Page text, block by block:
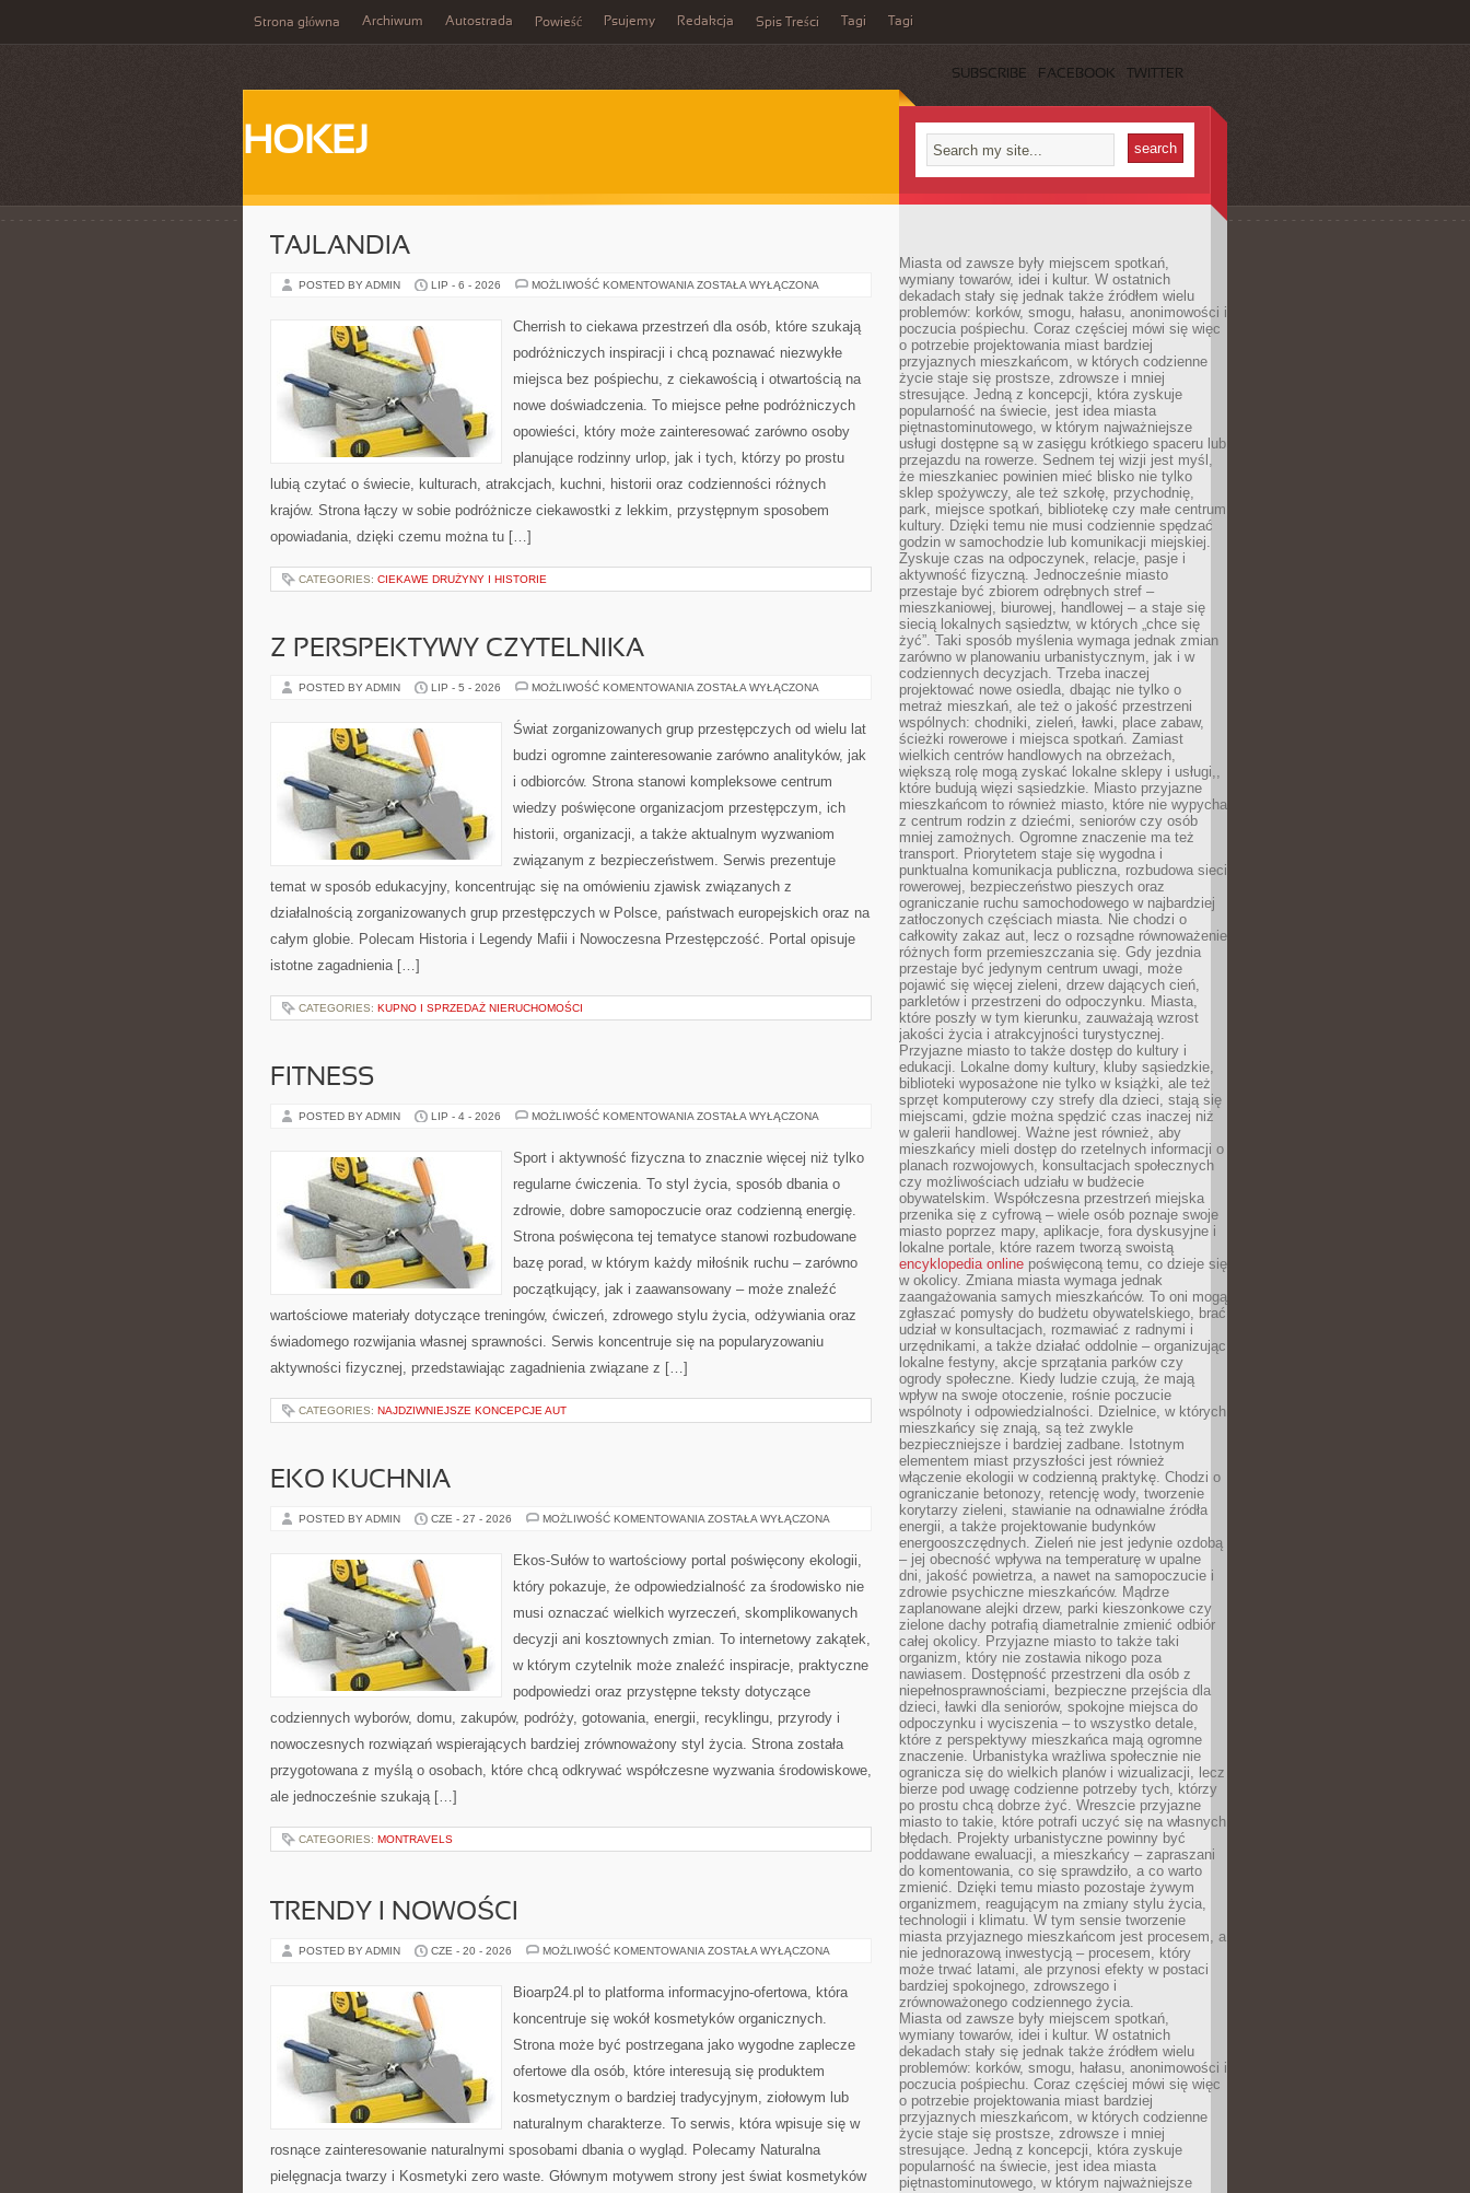
Strona główna Archiwum Autostrada Powieść Psujemy Redakcja Spis Treści Tagi Tagi
SUBSCRIBE FACEBOOK TWITTER
HOKEJ
TAJLANDIA
POSTED BY ADMIN LIP - 6 - 2026 MOŻLIWOŚĆ KOMENTOWANIA TAJLANDIA
ZOSTAŁA WYŁĄCZONA
Cherrish to ciekawa przestrzeń dla osób, które szukają
podróżniczych inspiracji i chcą poznawać niezwykłe
miejsca bez pośpiechu, z ciekawością i otwartością na
nowe doświadczenia. To miejsce pełne podróżniczych
opowieści, który może zainteresować zarówno osoby
planujące rodzinny urlop, jak i tych, którzy po prostu
lubią czytać o świecie, kulturach, atrakcjach, kuchni, historii oraz codzienności różnych
krajów. Strona łączy w sobie podróżnicze ciekawostki z lekkim, przystępnym sposobem
opowiadania, dzięki czemu można tu […]
CATEGORIES: CIEKAWE DRUŻYNY I HISTORIE
Z PERSPEKTYWY CZYTELNIKA
POSTED BY ADMIN LIP - 5 - 2026 MOŻLIWOŚĆ KOMENTOWANIA Z
ZOSTAŁA WYŁĄCZONA
Świat zorganizowanych grup przestępczych od wielu lat
budzi ogromne zainteresowanie zarówno analityków, jak
i odbiorców. Strona stanowi kompleksowe centrum
wiedzy poświęcone organizacjom przestępczym, ich
historii, organizacji, a także aktualnym wyzwaniom
związanym z bezpieczeństwem. Serwis prezentuje
temat w sposób edukacyjny, koncentrując się na omówieniu zjawisk związanych z
działalnością zorganizowanych grup przestępczych w Polsce, państwach europejskich oraz na
całym globie. Polecam Historia i Legendy Mafii i Nowoczesna Przestępczość. Portal opisuje
istotne zagadnienia […]
CATEGORIES: KUPNO I SPRZEDAŻ NIERUCHOMOŚCI
FITNESS
POSTED BY ADMIN LIP - 4 - 2026 MOŻLIWOŚĆ KOMENTOWANIA FITNESS
ZOSTAŁA WYŁĄCZONA
Sport i aktywność fizyczna to znacznie więcej niż tylko
regularne ćwiczenia. To styl życia, sposób dbania o
zdrowie, dobre samopoczucie oraz codzienną energię.
Strona poświęcona tej tematyce stanowi rozbudowane
bazę porad, w którym każdy miłośnik ruchu – zarówno
początkujący, jak i zaawansowany – może znaleźć
wartościowe materiały dotyczące treningów, ćwiczeń, zdrowego stylu życia, odżywiania oraz
świadomego rozwijania własnej sprawności. Serwis koncentruje się na popularyzowaniu
aktywności fizycznej, przedstawiając zagadnienia związane z […]
CATEGORIES: NAJDZIWNIEJSZE KONCEPCJE AUT
EKO KUCHNIA
POSTED BY ADMIN CZE - 27 - 2026 MOŻLIWOŚĆ KOMENTOWANIA EKO
ZOSTAŁA WYŁĄCZONA
Ekos-Sułów to wartościowy portal poświęcony ekologii,
który pokazuje, że odpowiedzialność za środowisko nie
musi oznaczać wielkich wyrzeczeń, skomplikowanych
decyzji ani kosztownych zmian. To internetowy zakątek,
w którym czytelnik może znaleźć inspiracje, praktyczne
podpowiedzi oraz przystępne teksty dotyczące
codziennych wyborów, domu, zakupów, podróży, gotowania, energii, recyklingu, przyrody i
nowoczesnych rozwiązań wspierających bardziej zrównoważony styl życia. Strona została
przygotowana z myślą o osobach, które chcą odkrywać współczesne wyzwania środowiskowe,
ale jednocześnie szukają […]
CATEGORIES: MONTRAVELS
TRENDY I NOWOŚCI
POSTED BY ADMIN CZE - 20 - 2026 MOŻLIWOŚĆ KOMENTOWANIA TRENDY
ZOSTAŁA WYŁĄCZONA
Bioarp24.pl to platforma informacyjno-ofertowa, która
koncentruje się wokół kosmetyków organicznych.
Strona może być postrzegana jako wygodne zaplecze
ofertowe dla osób, które interesują się produktem
kosmetycznym o bardziej tradycyjnym, ziołowym lub
naturalnym charakterze. To serwis, która wpisuje się w
rosnące zainteresowanie naturalnymi sposobami dbania o wygląd. Polecamy Naturalna
pielęgnacja twarzy i Kosmetyki zero waste. Głównym motywem strony jest świat kosmetyków
Miasta od zawsze były miejscem spotkań,
wymiany towarów, idei i kultur. W ostatnich
dekadach stały się jednak także źródłem wielu
problemów: korków, smogu, hałasu, anonimowości i
poczucia pośpiechu. Coraz częściej mówi się więc
o potrzebie projektowania miast bardziej
przyjaznych mieszkańcom, w których codzienne
życie staje się prostsze, zdrowsze i mniej
stresujące. Jedną z koncepcji, która zyskuje
popularność na świecie, jest idea miasta
piętnastominutowego, w którym najważniejsze
usługi dostępne są w zasięgu krótkiego spaceru lub
przejazdu na rowerze. Sednem tej wizji jest myśl,
że mieszkaniec powinien mieć blisko nie tylko
sklep spożywczy, ale też szkołę, przychodnię,
park, miejsce spotkań, bibliotekę czy małe centrum
kultury. Dzięki temu nie musi codziennie spędzać
godzin w samochodzie lub komunikacji miejskiej.
Zyskuje czas na odpoczynek, relacje, pasje i
aktywność fizyczną. Jednocześnie miasto
przestaje być zbiorem odrębnych stref –
mieszkaniowej, biurowej, handlowej – a staje się
siecią lokalnych sąsiedztw, w których „chce się
żyć”. Taki sposób myślenia wymaga jednak zmian
zarówno w planowaniu urbanistycznym, jak i w
codziennych decyzjach. Trzeba inaczej
projektować nowe osiedla, dbając nie tylko o
metraż mieszkań, ale też o jakość przestrzeni
wspólnych: chodniki, zieleń, ławki, place zabaw,
ścieżki rowerowe i miejsca spotkań. Zamiast
wielkich centrów handlowych na obrzeżach,
większą rolę mogą zyskać lokalne sklepy i usługi,,
które budują więzi sąsiedzkie. Miasto przyjazne
mieszkańcom to również miasto, które nie wypycha
z centrum rodzin z dziećmi, seniorów czy osób
mniej zamożnych. Ogromne znaczenie ma też
transport. Priorytetem staje się wygodna i
punktualna komunikacja publiczna, rozbudowa sieci
rowerowej, bezpieczeństwo pieszych oraz
ograniczanie ruchu samochodowego w najbardziej
zatłoczonych częściach miasta. Nie chodzi o
całkowity zakaz aut, lecz o rozsądne równoważenie
różnych form przemieszczania się. Gdy jezdnia
przestaje być jedynym centrum uwagi, może
pojawić się więcej zieleni, drzew dających cień,
parkletów i przestrzeni do odpoczynku. Miasta,
które poszły w tym kierunku, zauważają wzrost
jakości życia i atrakcyjności turystycznej.
Przyjazne miasto to także dostęp do kultury i
edukacji. Lokalne domy kultury, kluby sąsiedzkie,
biblioteki wyposażone nie tylko w książki, ale też
sprzęt komputerowy czy strefy dla dzieci, stają się
miejscami, gdzie można spędzić czas inaczej niż
w galerii handlowej. Ważne jest również, aby
mieszkańcy mieli dostęp do rzetelnych informacji o
planach rozwojowych, konsultacjach społecznych
czy możliwościach udziału w budżecie
obywatelskim. Współczesna przestrzeń miejska
przenika się z cyfrową – wiele osób poznaje swoje
miasto poprzez mapy, aplikacje, fora dyskusyjne i
lokalne portale, które razem tworzą swoistą
encyklopedia online poświęconą temu, co dzieje się
w okolicy. Zmiana miasta wymaga jednak
zaangażowania samych mieszkańców. To oni mogą
zgłaszać pomysły do budżetu obywatelskiego, brać
udział w konsultacjach, rozmawiać z radnymi i
urzędnikami, a także działać oddolnie – organizując
lokalne festyny, akcje sprzątania parków czy
ogrody społeczne. Kiedy ludzie czują, że mają
wpływ na swoje otoczenie, rośnie poczucie
wspólnoty i odpowiedzialności. Dzielnice, w których
mieszkańcy się znają, są też zwykle
bezpieczniejsze i bardziej zadbane. Istotnym
elementem miast przyszłości jest również
włączenie ekologii w codzienną praktykę. Chodzi o
ograniczanie betonozy, retencję wody, tworzenie
korytarzy zieleni, stawianie na odnawialne źródła
energii, a także projektowanie budynków
energooszczędnych. Zieleń nie jest jedynie ozdobą
– jej obecność wpływa na temperaturę w upalne
dni, jakość powietrza, a nawet na samopoczucie i
zdrowie psychiczne mieszkańców. Mądrze
zaplanowane alejki drzew, parki kieszonkowe czy
zielone dachy potrafią diametralnie zmienić odbiór
całej okolicy. Przyjazne miasto to także taki
organizm, który nie zostawia nikogo poza
nawiasem. Dostępność przestrzeni dla osób z
niepełnosprawnościami, bezpieczne przejścia dla
dzieci, ławki dla seniorów, spokojne miejsca do
odpoczynku i wyciszenia – to wszystko detale,
które z perspektywy mieszkańca mają ogromne
znaczenie. Urbanistyka wrażliwa społecznie nie
ogranicza się do wielkich planów i wizualizacji, lecz
bierze pod uwagę codzienne potrzeby tych, którzy
po prostu chcą dobrze żyć. Wreszcie przyjazne
miasto to takie, które potrafi uczyć się na własnych
błędach. Projekty urbanistyczne powinny być
poddawane ewaluacji, a mieszkańcy – zapraszani
do komentowania, co się sprawdziło, a co warto
zmienić. Dzięki temu miasto pozostaje żywym
organizmem, reagującym na zmiany stylu życia,
technologii i klimatu. W tym sensie tworzenie
miasta przyjaznego mieszkańcom jest procesem, a
nie jednorazową inwestycją – procesem, który
może trwać latami, ale przynosi efekty w postaci
bardziej spokojnego, zdrowszego i
zrównoważonego codziennego życia.
Miasta od zawsze były miejscem spotkań,
wymiany towarów, idei i kultur. W ostatnich
dekadach stały się jednak także źródłem wielu
problemów: korków, smogu, hałasu, anonimowości i
poczucia pośpiechu. Coraz częściej mówi się więc
o potrzebie projektowania miast bardziej
przyjaznych mieszkańcom, w których codzienne
życie staje się prostsze, zdrowsze i mniej
stresujące. Jedną z koncepcji, która zyskuje
popularność na świecie, jest idea miasta
piętnastominutowego, w którym najważniejsze